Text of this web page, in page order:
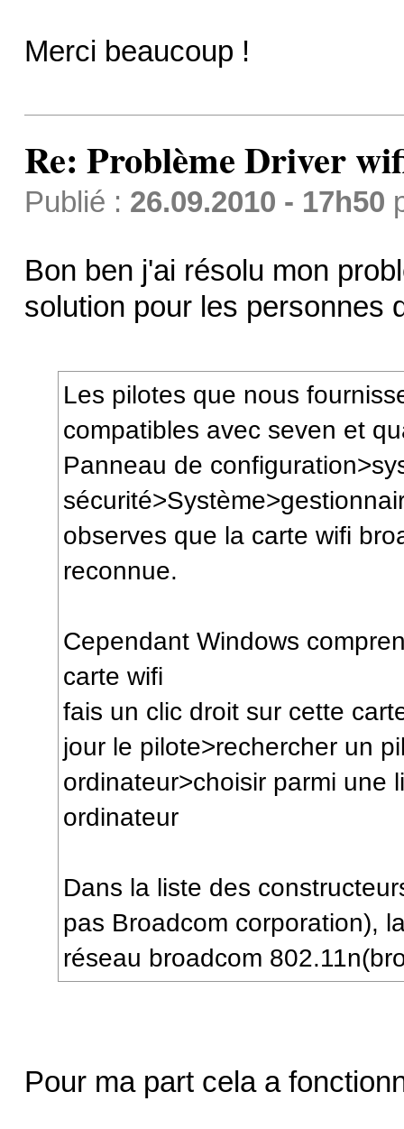
Merci beaucoup !
Re: Problème Driver
Publié : 26.09.2010 - 17h50
Bon ben j'ai résolu mon
solution pour les personnes
Les pilotes que nous
compatibles avec seven et
Panneau de
observes que la carte wifi
reconnue.
Cependant Windows
carte wifi
fais un clic droit sur cette
jour le pilote>rechercher un
ordinateur>choisir parmi une
ordinateur
Dans la liste des
pas Broadcom corporation),
réseau broadcom
Pour ma part cela a